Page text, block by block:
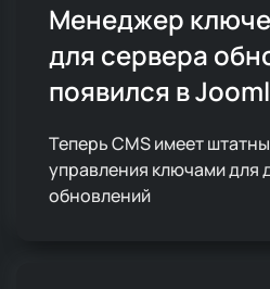
Менеджер
для сервера
появился в
Теперь CMS имеет
управления ключами для
обновлений